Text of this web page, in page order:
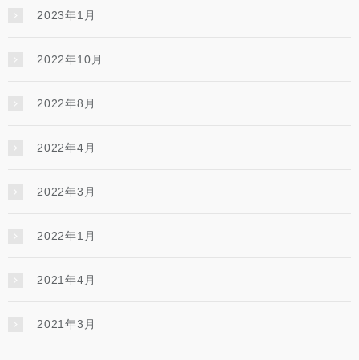
2023年1月
2022年10月
2022年8月
2022年4月
2022年3月
2022年1月
2021年4月
2021年3月